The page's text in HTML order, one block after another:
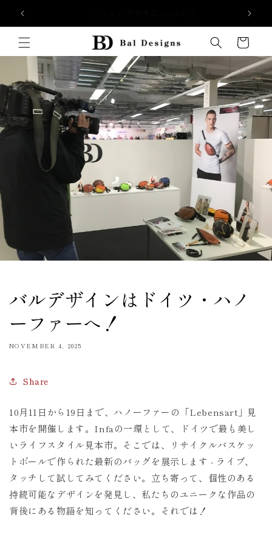
Skip to
content
Cart
バルデザインはドイツ・ハノ
ーファーへ！
NOVEMBER 4, 2025
Share
10月11日から19日まで、ハノーファーの「Lebensart」見
本市を開催します。Infaの一環として、ドイツで最も美し
いライフスタイル見本市。そこでは、リサイクルバスケッ
トボールで作られた最新のバッグを展示します - ライブ、
タッチして試してみてください。立ち寄って、個性のある
持続可能なデザインを発見し、私たちのユニークな作品の
背後にある物語を知ってください。それでは！